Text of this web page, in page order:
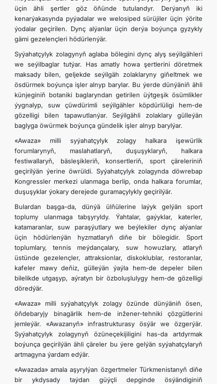
üçin ähli şertler göz öňünde tutulandyr. Derýanyň iki
kenarýakasynda pyýadalar we welosiped sürüjiler üçin ýörite
ýodalar geçirilen. Dynç alýanlar üçin derýa boýunça gyzykly
gämi gezelençleri hödürlenýär.
Syýahatçylyk zolagynyň aglaba bölegini dynç alyş seýilgähleri
we seýilbaglar tutýar. Has amatly howa şertlerini döretmek
maksady bilen, geljekde seýilgäh zolaklaryny giňeltmek we
ösdürmek boýunça işler alnyp barylar. Bu ýerde dünýäniň ähli
künjeginiň botaniki baglaryndan getirilen üýtgeşik ösümlikler
ýygnalyp, suw çüwdürimli seýilgähler köpdürlüligi hem-de
gözelligi bilen tapawutlanýar. Seýilgähli zolaklary gülleýän
baglyga öwürmek boýunça gündelik işler alnyp barylýar.
«Awaza» milli syýahatçylyk zolagy halkara işewürlik
forumlarynyň, maslahatlaryň, duşuşyklaryň, halkara
festiwallaryň, bäsleşikleriň, konsertleriň, sport çäreleriniň
geçirilýän ýerine öwrüldi. Syýahatçylyk zolagynda döwrebap
Kongressler merkezi ulanmaga berlip, onda halkara forumlar,
duşuşyklar ýokary derejede guramaçylykly geçirilýär.
Bulardan başga-da, dünýä ülňülerine laýyk gelýän sport
toplumy ulanmaga tabşyryldy. Ýahtalar, gaýyklar, katerler,
katamaranlar, suw paraşýutlary we beýlekiler dynç alýanlar
üçin hödürlenýän hyzmatlaryň diňe bir bölegidir. Sport
toplumlary, tennis meýdançalary, suw howuzlary, atlaryň
üstünde gezelençler, attraksionlar, diskoklublar, restoranlar,
kafeler mawy deňiz, gülleýän ýaýla hem-de depeler bilen
bilelikde utgaşyp, aýratyn bir özboluşlulygy hem-de gözelligi
döredýär.
«Awaza» milli syýahatçylyk zolagy özünde dünýäniň ösen,
öňdebaryjy binagärlik hem-de inžener-tehniki çözgütlerini
jemleýär. «Awazanyň» infrastrukturasy ösýär we özgerýär.
Syýahatçylyk zolagynyň özüneçekijiligini has-da artdyrmak
boýunça geçirilýän ähli çäreler bu ýere gelýän syýahatçylaryň
artmagyna ýardam edýär.
«Awazada» amala aşyrylýan özgertmeler Türkmenistanyň diňe
bir ykdysady taýdan güýçli depginde ösýändiginiň